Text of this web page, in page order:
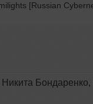
[Russian